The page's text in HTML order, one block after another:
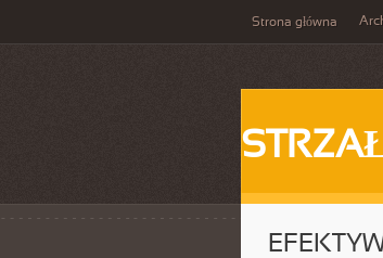
Strona główna